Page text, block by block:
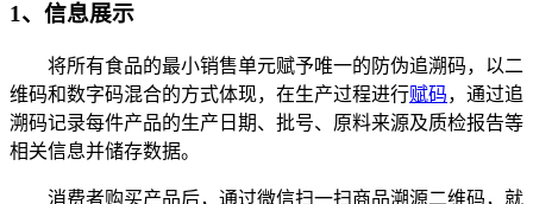
1、信息展示
将所有食品的最小销售单元赋予唯一的防伪追溯码，以二
维码和数字码混合的方式体现，在生产过程进行赋码，通过追
溯码记录每件产品的生产日期、批号、原料来源及质检报告等
相关信息并储存数据。
消费者购买产品后，通过微信扫一扫商品溯源二维码，就